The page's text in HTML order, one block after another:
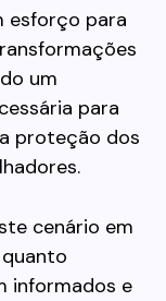
esforço para
um
para
proteção dos
cenário em
informados e